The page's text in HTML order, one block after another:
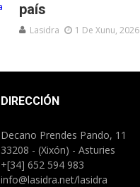
país
Lasidra 1 De Xunu, 2026
DIRECCIÓN
Decano Prendes Pando, 11
33208 - (Xixón) - Asturies
+[34] 652 594 983
info@lasidra.net/lasidra